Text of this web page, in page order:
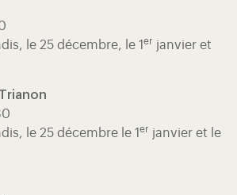
le 25 décembre, le 1 er janvier et
le 25 décembre le 1 er janvier et le